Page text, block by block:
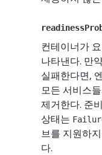
컨테이너가
나타낸다. 만
실패한다면,
모든 서비스
제거한다. 준
상태는
브를 지원하
다.